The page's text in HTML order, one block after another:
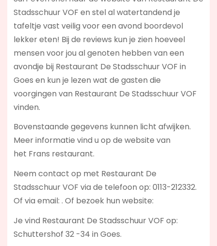
Stadsschuur VOF en stel al watertandend je
tafeltje vast veilig voor een avond boordevol
lekker eten! Bij de reviews kun je zien hoeveel
mensen voor jou al genoten hebben van een
avondje bij Restaurant De Stadsschuur VOF in
Goes en kun je lezen wat de gasten die
voorgingen van Restaurant De Stadsschuur VOF
vinden.
Bovenstaande gegevens kunnen licht afwijken.
Meer informatie vind u op de website van
het Frans restaurant.
Neem contact op met Restaurant De
Stadsschuur VOF via de telefoon op: 0113-212332.
Of via email: . Of bezoek hun website:
Je vind Restaurant De Stadsschuur VOF op:
Schuttershof 32 -34 in Goes.